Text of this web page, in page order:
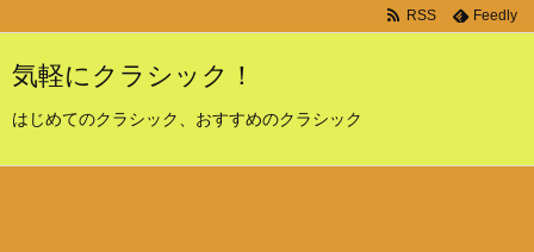
気軽にクラシック！
はじめてのクラシック、おすすめのクラシック
RSS Feedly